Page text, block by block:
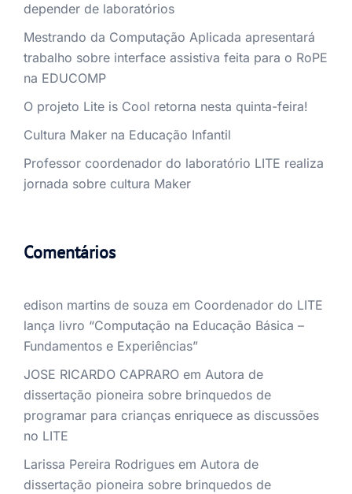
depender de laboratórios
Mestrando da Computação Aplicada apresentará
trabalho sobre interface assistiva feita para o RoPE
na EDUCOMP
O projeto Lite is Cool retorna nesta quinta-feira!
Cultura Maker na Educação Infantil
Professor coordenador do laboratório LITE realiza
jornada sobre cultura Maker
Comentários
edison martins de souza em Coordenador do LITE
lança livro “Computação na Educação Básica –
Fundamentos e Experiências”
JOSE RICARDO CAPRARO em Autora de
dissertação pioneira sobre brinquedos de
programar para crianças enriquece as discussões
no LITE
Larissa Pereira Rodrigues em Autora de
dissertação pioneira sobre brinquedos de